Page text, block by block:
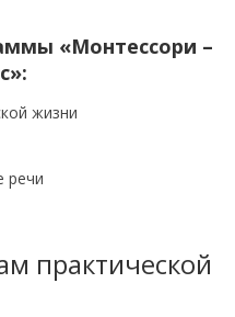
«Монтессори –
жизни
речи
практической